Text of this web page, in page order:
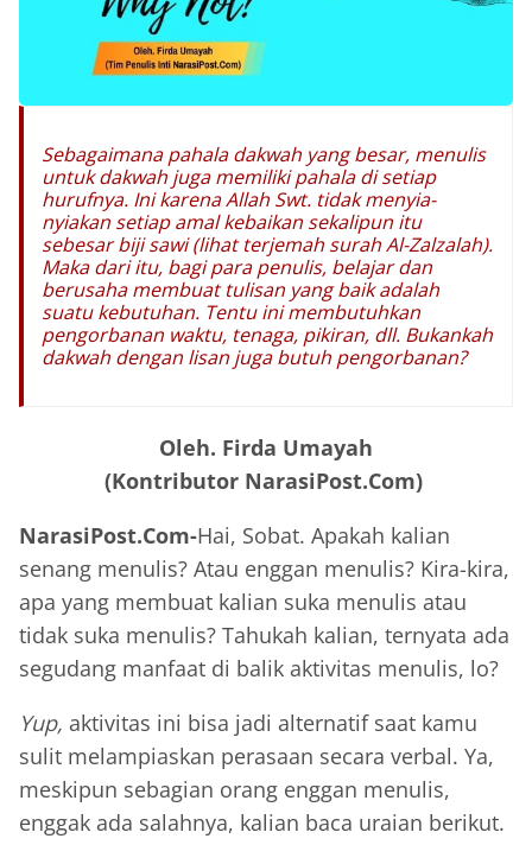
Sebagaimana pahala dakwah yang besar, menulis
untuk dakwah juga memiliki pahala di setiap
hurufnya. Ini karena Allah Swt. tidak menyia-
nyiakan setiap amal kebaikan sekalipun itu
sebesar biji sawi (lihat terjemah surah Al-Zalzalah).
Maka dari itu, bagi para penulis, belajar dan
berusaha membuat tulisan yang baik adalah
suatu kebutuhan. Tentu ini membutuhkan
pengorbanan waktu, tenaga, pikiran, dll. Bukankah
dakwah dengan lisan juga butuh pengorbanan?
Oleh. Firda Umayah
(Kontributor NarasiPost.Com)
NarasiPost.Com-Hai, Sobat. Apakah kalian
senang menulis? Atau enggan menulis? Kira-kira,
apa yang membuat kalian suka menulis atau
tidak suka menulis? Tahukah kalian, ternyata ada
segudang manfaat di balik aktivitas menulis, lo?
Yup, aktivitas ini bisa jadi alternatif saat kamu
sulit melampiaskan perasaan secara verbal. Ya,
meskipun sebagian orang enggan menulis,
enggak ada salahnya, kalian baca uraian berikut.